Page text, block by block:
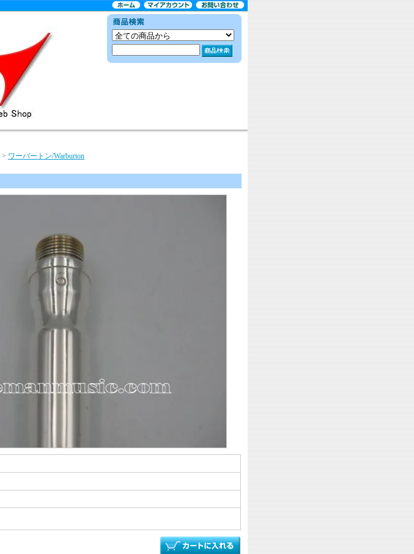
> ワーバートン/Warburton